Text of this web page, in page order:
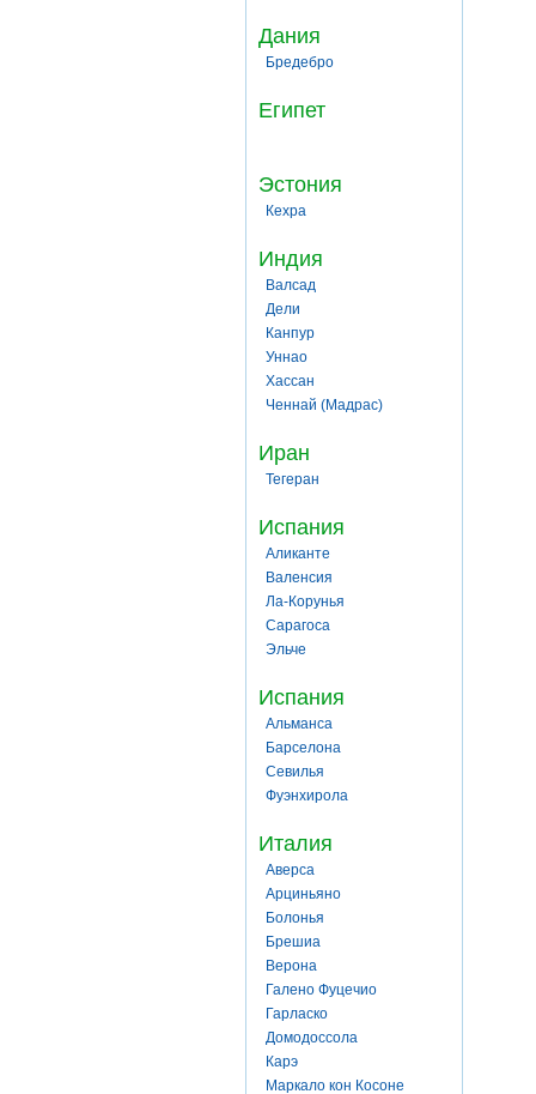
Дания
Бредебро
Египет
Эстония
Кехра
Индия
Валсад
Дели
Канпур
Уннао
Хассан
Ченнай (Мадрас)
Иран
Тегеран
Испания
Аликанте
Валенсия
Ла-Корунья
Сарагоса
Эльче
Испания
Альманса
Барселона
Севилья
Фуэнхирола
Италия
Аверса
Арциньяно
Болонья
Брешиа
Верона
Галено Фуцечио
Гарласко
Домодоссола
Карэ
Маркало кон Косоне